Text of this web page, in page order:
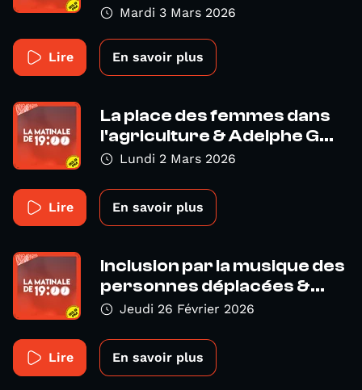
Mardi 3 Mars 2026
Lire En savoir plus
La place des femmes dans
l'agriculture & Adelphe G...
Lundi 2 Mars 2026
Lire En savoir plus
Inclusion par la musique des
personnes déplacées &...
Jeudi 26 Février 2026
Lire En savoir plus